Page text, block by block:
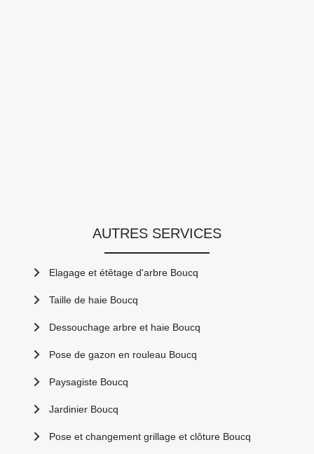
AUTRES SERVICES
Elagage et étêtage d'arbre Boucq
Taille de haie Boucq
Dessouchage arbre et haie Boucq
Pose de gazon en rouleau Boucq
Paysagiste Boucq
Jardinier Boucq
Pose et changement grillage et clôture Boucq